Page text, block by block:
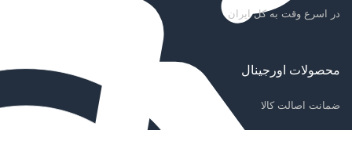
در اسرع وقت به کل ایران
محصولات اورجینال
ضمانت اصالت کالا